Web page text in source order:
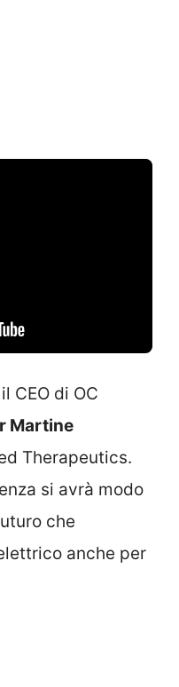
il CEO di OC
Martine
Therapeutics.
si avrà modo
che
anche per